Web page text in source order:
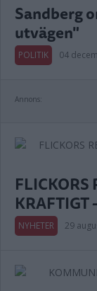
Sandberg
utvägen"
POLITIK 04
Annons:
FLICKORS
KRAFTIGT
NYHETER 29